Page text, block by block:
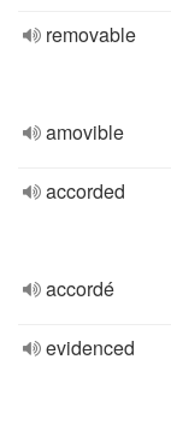
removable
amovible
accorded
accordé
evidenced